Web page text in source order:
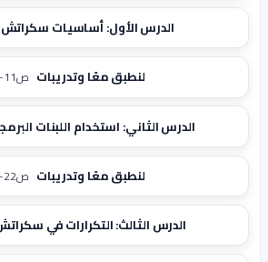
الدرس الأول: أساسيات سكراتش
لنطبق معًا وتدريبات ص11–12
الدرس الثاني: استخدام اللبنات
لنطبق معًا وتدريبات ص22–23
الدرس الثالث: التكرارات في